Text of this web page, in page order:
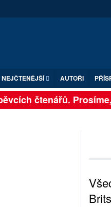
NEJČTENĚJŠÍ AUTOŘI
čtenářů. Prosíme,